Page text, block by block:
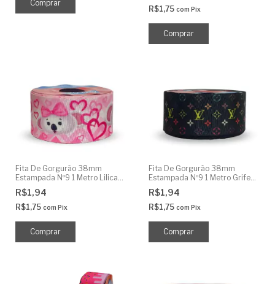
R$1,75 com Pix
Fita De Gorgurão 38mm
Estampada Nº9 1 Metro Lilica
Ripilica
R$1,94
R$1,75 com Pix
Fita De Gorgurão 38mm
Estampada Nº9 1 Metro Grife
Preto
R$1,94
R$1,75 com Pix